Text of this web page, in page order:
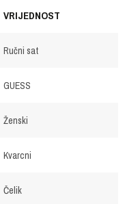
VRIJEDNOST
Ručni sat
GUESS
Ženski
Kvarcni
Čelik